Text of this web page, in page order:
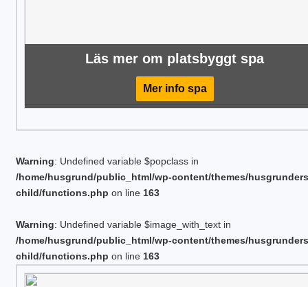
Läs mer om platsbyggt spa
Mer info spa
Warning: Undefined variable $popclass in
/home/husgrund/public_html/wp-content/themes/
child/functions.php on line 163
Warning: Undefined variable $image_with_text in
/home/husgrund/public_html/wp-content/themes/
child/functions.php on line 163